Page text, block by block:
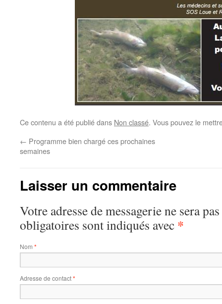
Ce contenu a été publié dans Non classé. Vous pouvez le
← Programme bien chargé ces prochaines
semaines
Laisser un commentaire
Votre adresse de messagerie ne sera
obligatoires sont indiqués avec *
Nom *
Adresse de contact*